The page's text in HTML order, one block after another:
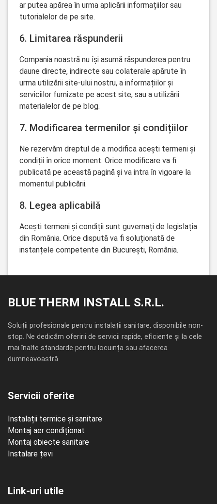
ar putea apărea în urma aplicării informațiilor sau
tutorialelor de pe site.
6. Limitarea răspunderii
Compania noastră nu își asumă răspunderea pentru
daune directe, indirecte sau colaterale apărute în
urma utilizării site-ului nostru, a informațiilor și
serviciilor furnizate pe acest site, sau a utilizării
materialelor de pe blog.
7. Modificarea termenilor și condițiilor
Ne rezervăm dreptul de a modifica acești termeni și
condiții în orice moment. Orice modificare va fi
publicată pe această pagină și va intra în vigoare la
momentul publicării.
8. Legea aplicabilă
Acești termeni și condiții sunt guvernați de legislația
din România. Orice dispută va fi soluționată de
instanțele competente din București, România.
BLUE THERM INSTALL S.R.L.
Soluții profesionale pentru instalații sanitare, disponibile non-
stop. Ne dedicăm oferirii de servicii rapide, eficiente și la cele
mai înalte standarde pentru locuința sau afacerea
dumneavoastră.
Servicii oferite
Instalații termice și sanitare
Montaj aer condiționat
Montaj obiecte sanitare
Instalare țevi
Link-uri utile